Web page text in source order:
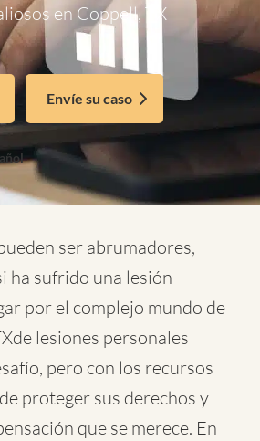
en Coppell, TX
Envíe su caso
ser abrumadores,
ha sufrido una lesión
por el complejo mundo de
lesiones personales
pero con los recursos
proteger sus derechos y
que se merece. En